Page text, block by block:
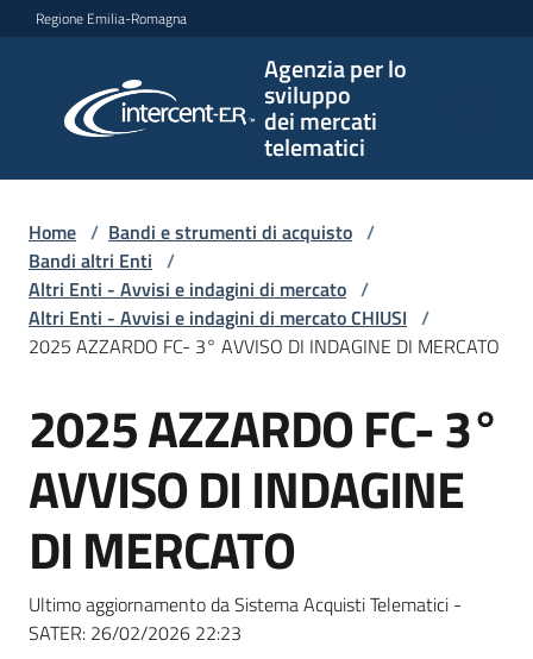
Vai al contenuto
Vai alla navigazione
Vai al footer
Regione Emilia-Romagna
Agenzia per lo
sviluppo
dei mercati
telematici
per lo
sviluppo
telematici
L'Agenzia
Bandi
strumenti
acquisto
Supporto
Home / Bandi e strumenti di acquisto /
Bandi altri Enti /
Altri Enti - Avvisi e indagini di mercato /
Altri Enti - Avvisi e indagini di mercato CHIUSI /
2025 AZZARDO FC- 3° AVVISO DI INDAGINE DI MERCATO
Salta al contenuto
2025 AZZARDO FC- 3°
AVVISO DI INDAGINE
DI MERCATO
Ultimo aggiornamento da Sistema Acquisti Telematici -
SATER: 26/02/2026 22:23